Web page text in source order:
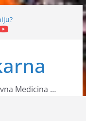
od raznih bolesti
Medicina …